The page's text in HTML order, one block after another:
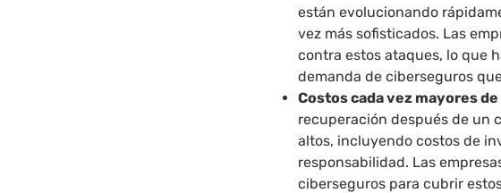
están evolucionando
vez más sofisticados. Las
contra estos ataques, lo que
demanda de ciberseguros
Costos cada vez mayores
recuperación después de un
altos, incluyendo costos de
responsabilidad. Las
ciberseguros para cubrir